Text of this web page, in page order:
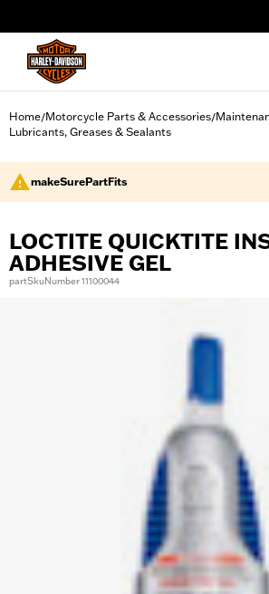
Home/Motorcycle Parts & Accessories/
Lubricants, Greases & Sealants
makeSurePartFits
LOCTITE QUICKTITE
ADHESIVE GEL
partSkuNumber 11100044